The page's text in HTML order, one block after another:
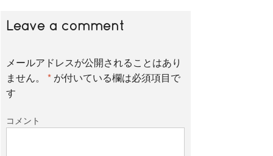
Leave a comment
メールアドレスが公開されることはあり
ません。
* が付いている欄は必須項目で
す
コメント